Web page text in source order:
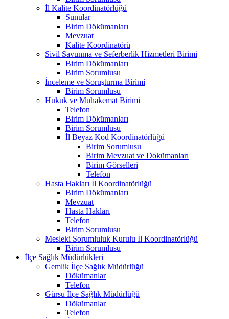
İl Kalite Koordinatörlüğü
Sunular
Birim Dökümanları
Mevzuat
Kalite Koordinatörü
Sivil Savunma ve Seferberlik Hizmetleri Birimi
Birim Dökümanları
Birim Sorumlusu
İnceleme ve Soruşturma Birimi
Birim Sorumlusu
Hukuk ve Muhakemat Birimi
Telefon
Birim Dökümanları
Birim Sorumlusu
İl Beyaz Kod Koordinatörlüğü
Birim Sorumlusu
Birim Mevzuat ve Dokümanları
Birim Görselleri
Telefon
Hasta Hakları İl Koordinatörlüğü
Birim Dökümanları
Mevzuat
Hasta Hakları
Telefon
Birim Sorumlusu
Mesleki Sorumluluk Kurulu İl Koordinatörlüğü
Birim Sorumlusu
İlçe Sağlık Müdürlükleri
Gemlik İlçe Sağlık Müdürlüğü
Dökümanlar
Telefon
Gürsu İlçe Sağlık Müdürlüğü
Dökümanlar
Telefon